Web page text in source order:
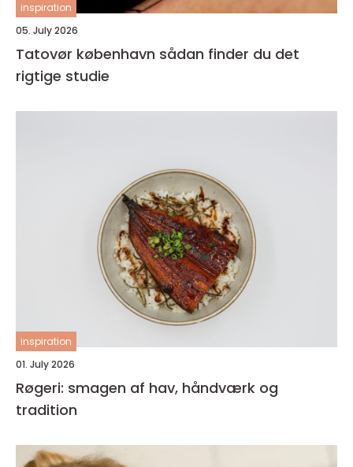
inspiration
05. July 2026
Tatovør københavn sådan finder du det
rigtige studie
inspiration
01. July 2026
Røgeri: smagen af hav, håndværk og
tradition